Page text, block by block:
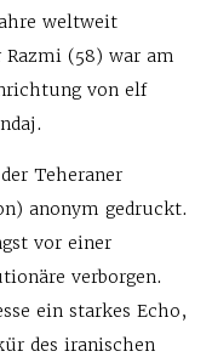
weltweit
Razmi (58) war am
von elf
Teheraner
ano­nym gedruckt.
vor einer
verborgen.
ein starkes Echo,
des iranischen